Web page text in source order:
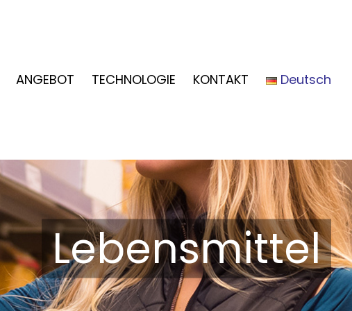
ANGEBOT TECHNOLOGIE KONTAKT Deutsch
Lebensmittel